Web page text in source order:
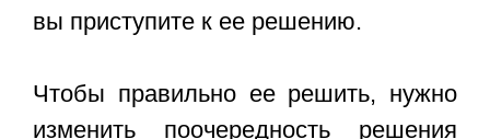
вы приступите к ее решению.
Чтобы правильно ее решить, нужно
изменить поочередность решения